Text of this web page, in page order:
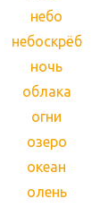
небо
небоскрёб
ночь
облака
огни
озеро
океан
олень